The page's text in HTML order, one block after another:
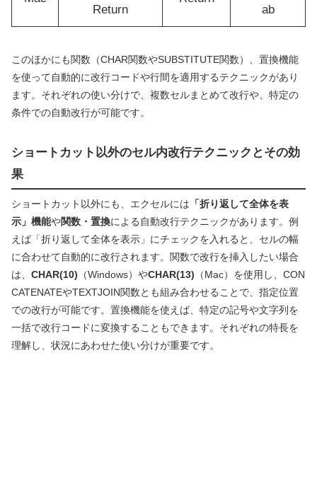
Return
ab
このほかにも関数（CHAR関数やSUBSTITUTE関数）、置換機能
を使って自動的に改行コードや行間を適用するテクニックがあり
ます。それぞれの使い分けで、複数セルまとめて改行や、特定の
条件での自動改行が可能です。
ショートカット以外のセル内改行テクニックとその効
果
ショートカット以外にも、エクセルには 「折り返して全体を表
示」機能や関数・置換による自動改行テクニックがあります。例
えば「折り返して全体を表示」にチェックを入れると、セルの幅
に合わせて自動的に改行されます。関数で改行を挿入したい場合
は、 CHAR(10) （Windows）やCHAR(13) （Mac）を使用し、CON
CATENATEやTEXTJOIN関数とも組み合わせることで、指定位置
での改行が可能です。置換機能を使えば、特定の記号や文字列を
一括で改行コードに変換することもできます。それぞれの特長を
理解し、状況にあわせた使い分けが重要です。